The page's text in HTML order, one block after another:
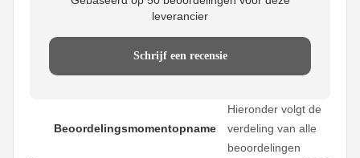
leverancier
Schrijf een recensie
Beoordelingsmomentopname
Hieronder volgt de
verdeling van alle
beoordelingen